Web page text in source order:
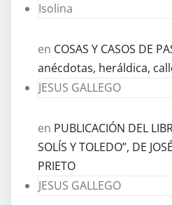
Isolina
en COSAS Y CASOS DE
anécdotas, heráldica,
JESUS GALLEGO
en PUBLICACIÓN DEL
SOLÍS Y TOLEDO”, DE
PRIETO
JESUS GALLEGO